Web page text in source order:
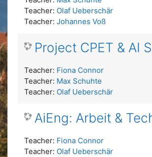
Teacher: Olaf Ueberschär
Teacher: Johannes Voß
Project CPET & AI
Teacher: Fiona Connor
Teacher: Max Schuhte
Teacher: Olaf Ueberschär
AiEng: Arbeit &
Teacher: Fiona Connor
Teacher: Olaf Ueberschär